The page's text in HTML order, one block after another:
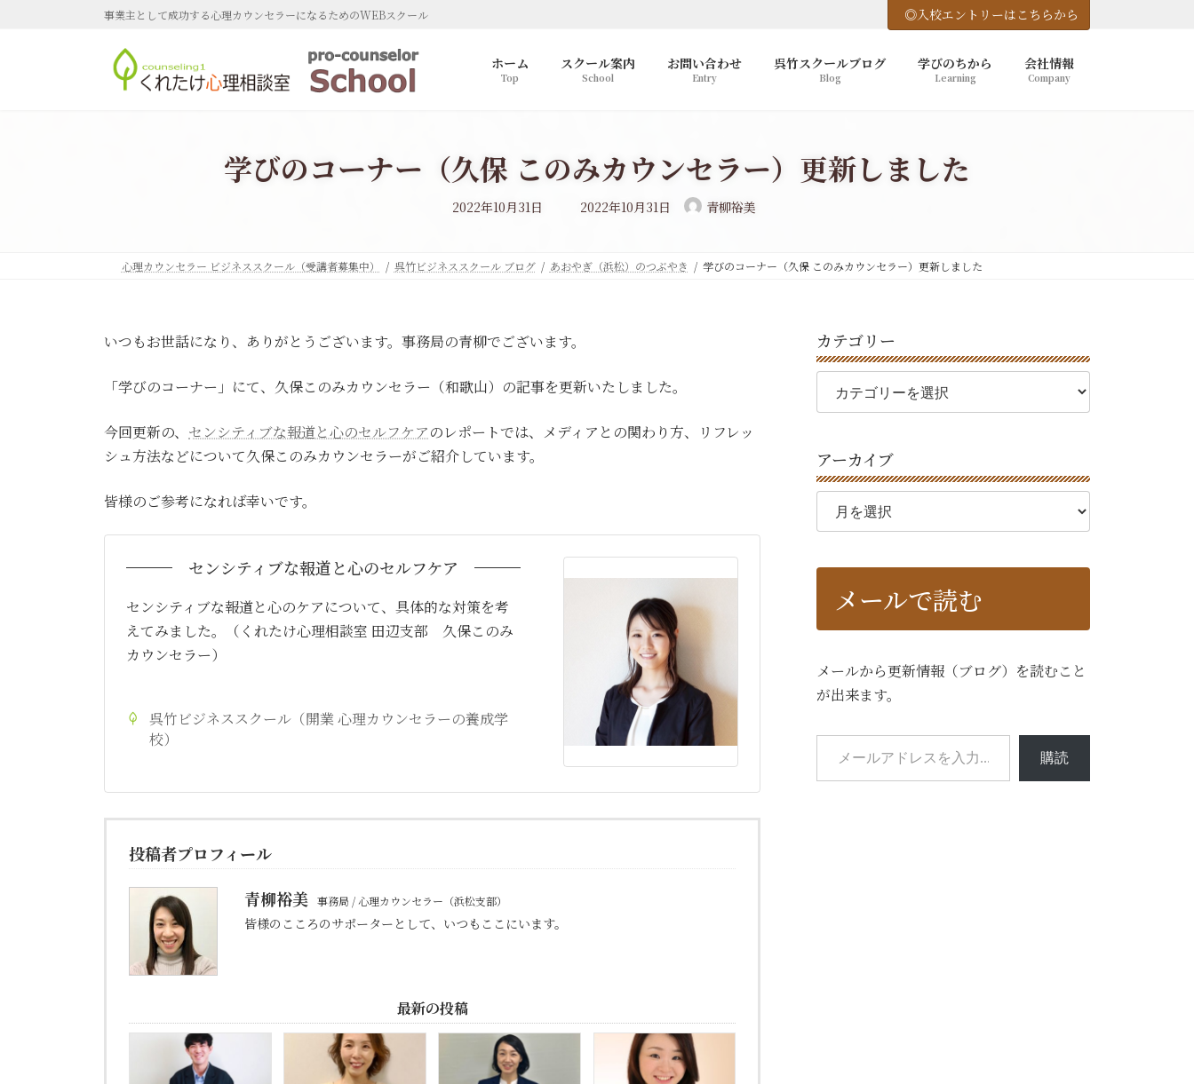
事業主として成功する心理カウンセラーになるためのWEBスクール ◎入校エントリーはこちらから
ホーム
Top
スクール案内
School
お問い合わせ
Entry
呉竹スクールブログ
Blog
学びのちから
Learning
会社情報
Company
学びのコーナー（久保 このみカウンセラー）更新しました
2022年10月31日 最
終
時
:
2022年10月31日 青柳裕美
心理カウンセラー ビジネススクール（受講者募集中） 呉竹ビジネススクール ブログ あおやぎ（浜松）のつぶやき 学びのコーナー（久保 このみカウンセラー）更新しました
いつもお世話になり、ありがとうございます。事務局の青柳でございます。
「学びのコーナー」にて、久保このみカウンセラー（和歌山）の記事を更新いたしました。
今回更新の、 センシティブな報道と心のセルフケアのレポートでは、メディアとの関わり方、リフレッ
シュ方法などについて久保このみカウンセラーがご紹介しています。
皆様のご参考になれば幸いです。
センシティブな報道と心のセルフケア
センシティブな報道と心のケアについて、具体的な対策を考
えてみました。（くれたけ心理相談室 田辺支部 久保このみ
カウンセラー）
呉竹ビジネススクール（開業 心理カウンセラーの養成学
校）
投稿者プロフィール
青柳裕美 事務局 / 心理カウンセラー（浜松支部）
皆様のこころのサポーターとして、いつもここにいます。
最新の投稿
カテゴリー
カ
ゴ
ー
アーカイブ
ア
カ
ブ
メールで読む
メールから更新情報（ブログ）を読むこと
が出来ます。
メールアドレスを入力...
購読